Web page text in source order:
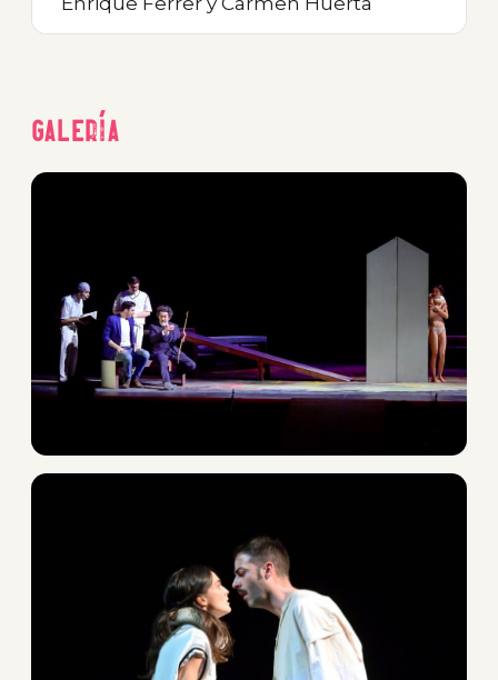
Galería